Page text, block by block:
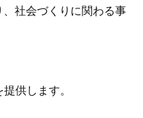
社会づくりに関わる事
供します。